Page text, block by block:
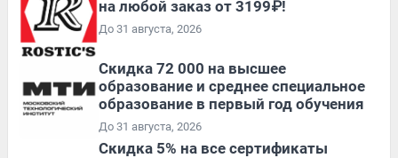
на любой заказ от 3199₽!
До 31 августа, 2026
Скидка 72 000 на высшее
образование и среднее специальное
образование в первый год обучения
До 31 августа, 2026
Скидка 5% на все сертификаты